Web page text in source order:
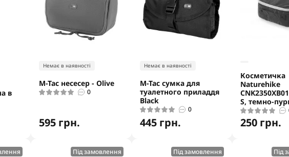
в
Немає в наявності
M-Tac несесер - Olive
0
595 грн.
Немає в наявності
M-Tac сумка для
туалетного приладдя
Black
0
445 грн.
Косметичка
Naturehike
S, темно-
250 грн.
Під замовлення Під замовлення Під